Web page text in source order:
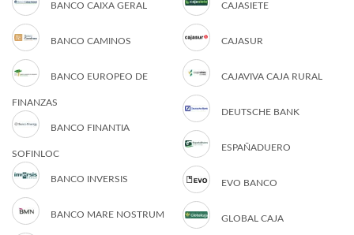
BANCO CAIXA GERAL
BANCO CAMINOS
BANCO EUROPEO DE
FINANZAS
BANCO FINANTIA
SOFINLOC
BANCO INVERSIS
BANCO MARE NOSTRUM
CAJASIETE
CAJASUR
CAJAVIVA CAJA RURAL
DEUTSCHE BANK
ESPAÑADUERO
EVO BANCO
GLOBAL CAJA